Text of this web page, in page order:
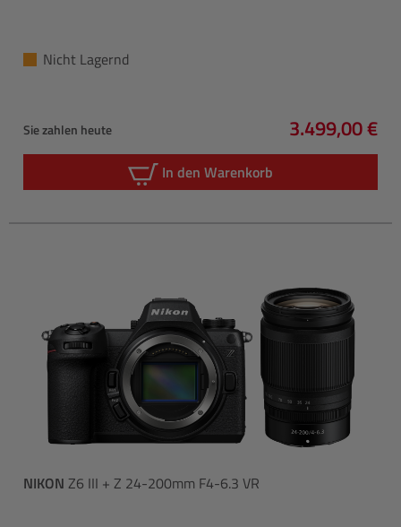
Nicht Lagernd
Sie zahlen heute
Regulärer
3.499,00 €
In den Warenkorb
NIKON Z6 III + Z 24-200mm F4-6.3 VR